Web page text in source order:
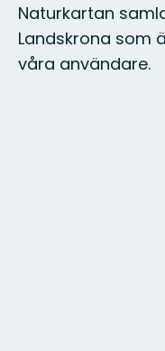
Naturkartan
Landskrona som
våra användare.